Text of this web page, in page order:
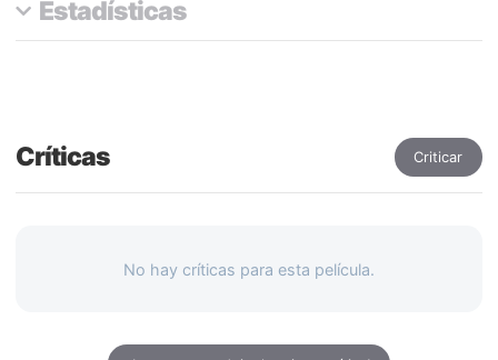
Estadísticas
Críticas Criticar
No hay críticas para esta película.